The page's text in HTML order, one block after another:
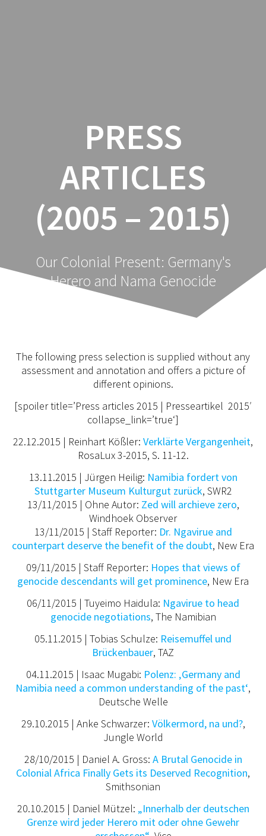
PRESS
ARTICLES
(2005 – 2015)
Our Colonial Present: Germany's
Herero and Nama Genocide
The following press selection is supplied without any
assessment and annotation and offers a picture of
different opinions.
[spoiler title=’Press articles 2015 | Presseartikel 2015′
collapse_link=’true‘]
22.12.2015 | Reinhart Kößler: Verklärte Vergangenheit,
RosaLux 3-2015, S. 11-12.
13.11.2015 | Jürgen Heilig: Namibia fordert von
Stuttgarter Museum Kulturgut zurück, SWR2
13/11/2015 | Ohne Autor: Zed will archieve zero,
Windhoek Observer
13/11/2015 | Staff Reporter: Dr. Ngavirue and
counterpart deserve the benefit of the doubt, New Era
09/11/2015 | Staff Reporter: Hopes that views of
genocide descendants will get prominence, New Era
06/11/2015 | Tuyeimo Haidula: Ngavirue to head
genocide negotiations, The Namibian
05.11.2015 | Tobias Schulze: Reisemuffel und
Brückenbauer, TAZ
04.11.2015 | Isaac Mugabi: Polenz: ‚Germany and
Namibia need a common understanding of the past‘,
Deutsche Welle
29.10.2015 | Anke Schwarzer: Völkermord, na und?,
Jungle World
28/10/2015 | Daniel A. Gross: A Brutal Genocide in
Colonial Africa Finally Gets its Deserved Recognition,
Smithsonian
20.10.2015 | Daniel Mützel: „Innerhalb der deutschen
Grenze wird jeder Herero mit oder ohne Gewehr